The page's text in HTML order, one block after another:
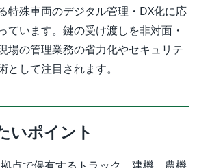
特殊車両のデジタル管理・DX化に応
ています。鍵の受け渡しを非対面・
場の管理業務の省力化やセキュリテ
として注目されます。
いポイント